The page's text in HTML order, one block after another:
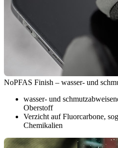
NoPFAS Finish – wasser- und
wasser- und
Oberstoff
Verzicht auf Fluorcarbone,
Chemikalien